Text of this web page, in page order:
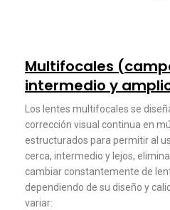
Multifocales
intermedio y
Los lentes multifocales se
corrección visual continua en
estructurados para permitir al
cerca, intermedio y lejos,
cambiar constantemente de
dependiendo de su diseño y
variar: